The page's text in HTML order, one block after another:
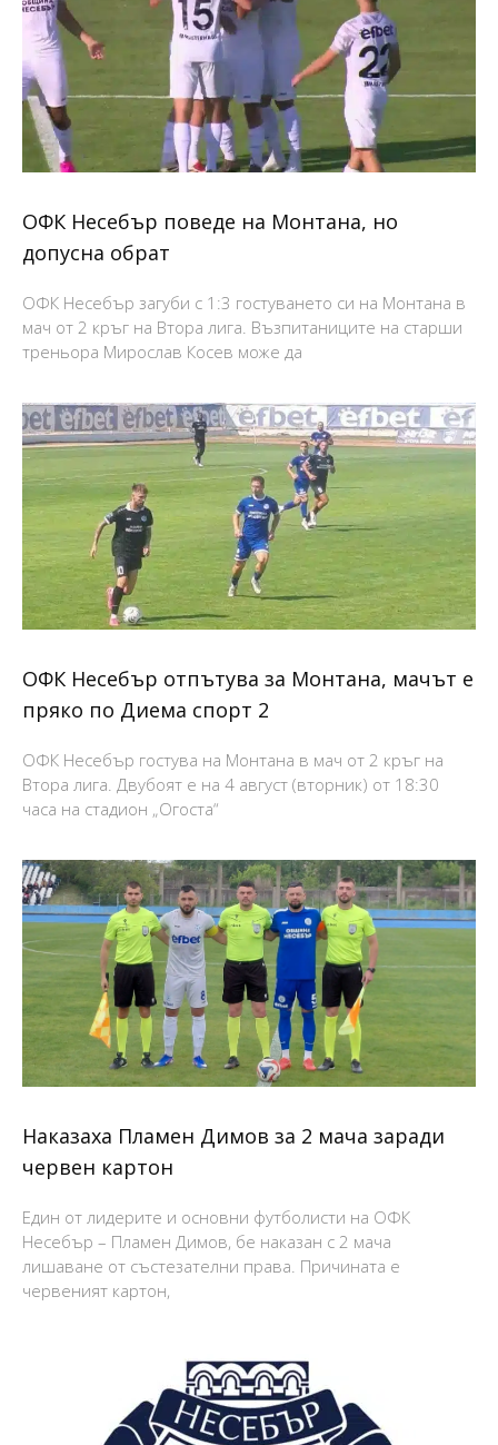
ОФК Несебър поведе на Монтана, но
допусна обрат
ОФК Несебър загуби с 1:3 гостуването си на Монтана в
мач от 2 кръг на Втора лига. Възпитаниците на старши
треньора Мирослав Косев може да
ОФК Несебър отпътува за Монтана, мачът е
пряко по Диема спорт 2
ОФК Несебър гостува на Монтана в мач от 2 кръг на
Втора лига. Двубоят е на 4 август (вторник) от 18:30
часа на стадион „Огоста“
Наказаха Пламен Димов за 2 мача заради
червен картон
Един от лидерите и основни футболисти на ОФК
Несебър – Пламен Димов, бе наказан с 2 мача
лишаване от състезателни права. Причината е
червеният картон,